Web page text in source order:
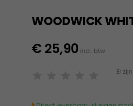
WOODWICK
€ 25,90 incl. btw
Er